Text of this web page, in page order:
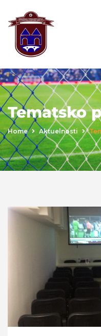
Tematsko
Home Aktuelnosti